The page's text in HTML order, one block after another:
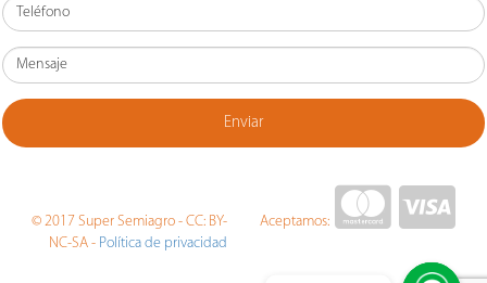
© 2017 Super Semiagro - CC: BY-
NC-SA - Política de privacidad
Aceptamos: